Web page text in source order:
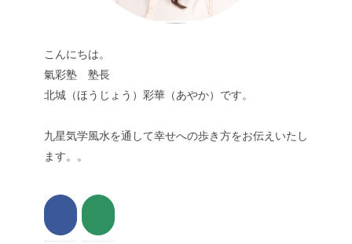
こんにちは。
氣彩塾 塾長
北城（ほうじょう）彩華（あやか）です。
九星気学風水を通して幸せへの歩き方をお伝えいたし
ます。。